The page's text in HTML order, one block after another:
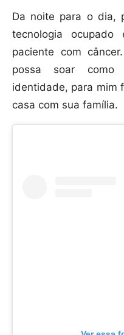
Da noite para o dia,
tecnologia
paciente com
possa soar
identidade, para mim
casa com sua família.